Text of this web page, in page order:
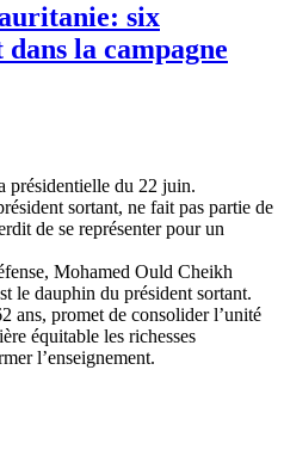
six
la campagne
présidentielle du 22 juin.
sortant, ne fait pas partie de
de se représenter pour un
Mohamed Ould Cheikh
le dauphin du président sortant.
ans, promet de consolider l’unité
équitable les richesses
l’enseignement.